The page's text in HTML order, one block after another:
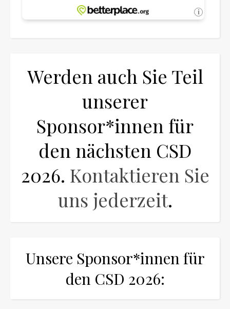
Werden auch Sie Teil
unserer
Sponsor*innen für
den nächsten CSD
2026. Kontaktieren Sie
uns jederzeit.
Unsere Sponsor*innen für
den CSD 2026: